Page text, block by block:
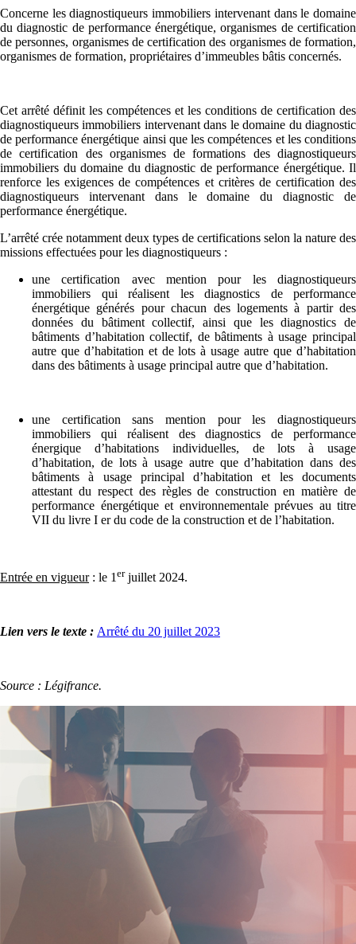
Concerne les diagnostiqueurs immobiliers intervenant dans le domaine
du diagnostic de performance énergétique, organismes de certification
de personnes, organismes de certification des organismes de formation,
organismes de formation, propriétaires d’immeubles bâtis concernés.
Cet arrêté définit les compétences et les conditions de certification des
diagnostiqueurs immobiliers intervenant dans le domaine du diagnostic
de performance énergétique ainsi que les compétences et les conditions
de certification des organismes de formations des diagnostiqueurs
immobiliers du domaine du diagnostic de performance énergétique. Il
renforce les exigences de compétences et critères de certification des
diagnostiqueurs intervenant dans le domaine du diagnostic de
performance énergétique.
L’arrêté crée notamment deux types de certifications selon la nature des
missions effectuées pour les diagnostiqueurs :
une certification avec mention pour les diagnostiqueurs
immobiliers qui réalisent les diagnostics de performance
énergétique générés pour chacun des logements à partir des
données du bâtiment collectif, ainsi que les diagnostics de
bâtiments d’habitation collectif, de bâtiments à usage principal
autre que d’habitation et de lots à usage autre que d’habitation
dans des bâtiments à usage principal autre que d’habitation.
une certification sans mention pour les diagnostiqueurs
immobiliers qui réalisent des diagnostics de performance
énergique d’habitations individuelles, de lots à usage
d’habitation, de lots à usage autre que d’habitation dans des
bâtiments à usage principal d’habitation et les documents
attestant du respect des règles de construction en matière de
performance énergétique et environnementale prévues au titre
VII du livre I er du code de la construction et de l’habitation.
Entrée en vigueur: le 1 erjuillet 2024.
Lien vers le texte : Arrêté du 20 juillet 2023
Source : Légifrance.